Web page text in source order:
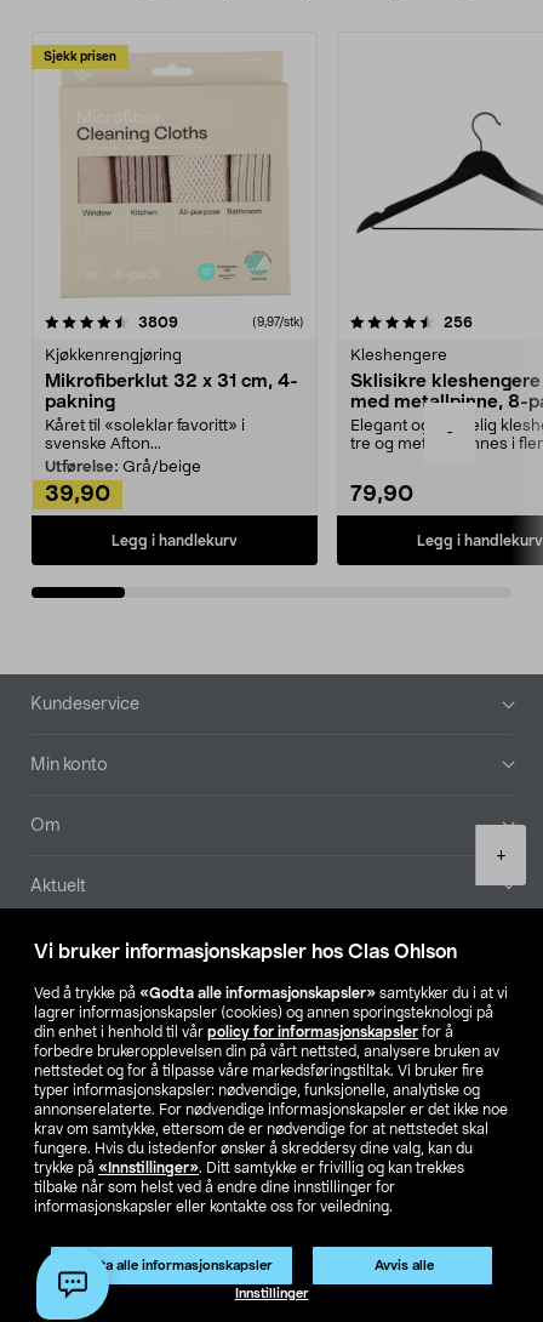
Vi bruker informasjonskapsler hos Clas Ohlson
Ved å trykke på «Godta alle informasjonskapsler» samtykker du i at vi
lagrer informasjonskapsler (cookies) og annen sporingsteknologi på
din enhet i henhold til vår policy for informasjonskapsler for å
forbedre brukeropplevelsen din på vårt nettsted, analysere bruken av
nettstedet og for å tilpasse våre markedsføringstiltak. Vi bruker fire
typer informasjonskapsler: nødvendige, funksjonelle, analytiske og
annonserelaterte. For nødvendige informasjonskapsler er det ikke noe
krav om samtykke, ettersom de er nødvendige for at nettstedet skal
fungere. Hvis du istedenfor ønsker å skreddersy dine valg, kan du
trykke på «Innstillinger». Ditt samtykke er frivillig og kan trekkes
tilbake når som helst ved å endre dine innstillinger for
informasjonskapsler eller kontakte oss for veiledning.
Godta alle informasjonskapsler Avvis alle
Innstillinger
-
+
Legg i handlekurv
Sjekk prisen
3809anmeldelser(9,97/stk)
Kjøkkenrengjøring
Mikrofiberklut 32 x 31 cm, 4-
pakning
Kåret til «soleklar favoritt» i
svenske Afton...
Utførelse: Grå/beige
39,90
Legg i handlekurv
4.5av 5 stjerner 256
Kleshengere
Sklisikre
med metallpinne, 8-
Elegant og skikkelig
tre og metall – finnes i
79,90
Legg i handlekurv
4.5av 5 stjerner
Bunntekst
Kundeservice
Min konto
Om
Aktuelt
Våre selskaper
Finn din butikk
SE NO FI
Endre til priser ekskl. moms